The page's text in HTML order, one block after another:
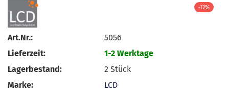
Art.Nr.:
5056
Lieferzeit:
1-2 Werktage
Lagerbestand:
2Stück
Marke:
LCD
-12%